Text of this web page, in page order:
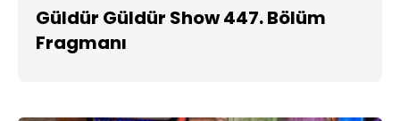
Güldür Güldür Show 447. Bölüm
Fragmanı